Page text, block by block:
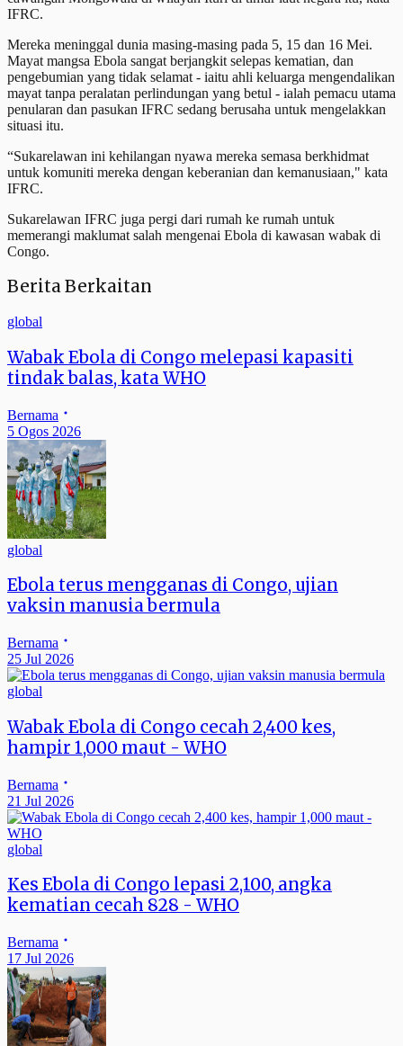
IFRC.
Mereka meninggal dunia masing-masing pada 5, 15 dan 16 Mei.
Mayat mangsa Ebola sangat berjangkit selepas kematian, ⁠dan
pengebumian yang tidak selamat - iaitu ahli keluarga mengendalikan
mayat tanpa peralatan perlindungan yang betul - ialah pemacu utama
penularan dan pasukan IFRC sedang berusaha untuk mengelakkan
situasi itu.
“Sukarelawan ini kehilangan nyawa mereka semasa berkhidmat
untuk komuniti mereka dengan keberanian dan kemanusiaan," kata
IFRC.
Sukarelawan IFRC juga pergi dari rumah ke rumah untuk
memerangi maklumat salah mengenai Ebola di kawasan wabak di
Congo.
Berita Berkaitan
global
Wabak Ebola di Congo melepasi kapasiti
tindak balas, kata WHO
Bernama
5 Ogos 2026
global
Ebola terus mengganas di Congo, ujian
vaksin manusia bermula
Bernama
25 Jul 2026
global
Wabak Ebola di Congo cecah 2,400 kes,
hampir 1,000 maut - WHO
Bernama
21 Jul 2026
global
Kes Ebola di Congo lepasi 2,100, angka
kematian cecah 828 - WHO
Bernama
17 Jul 2026